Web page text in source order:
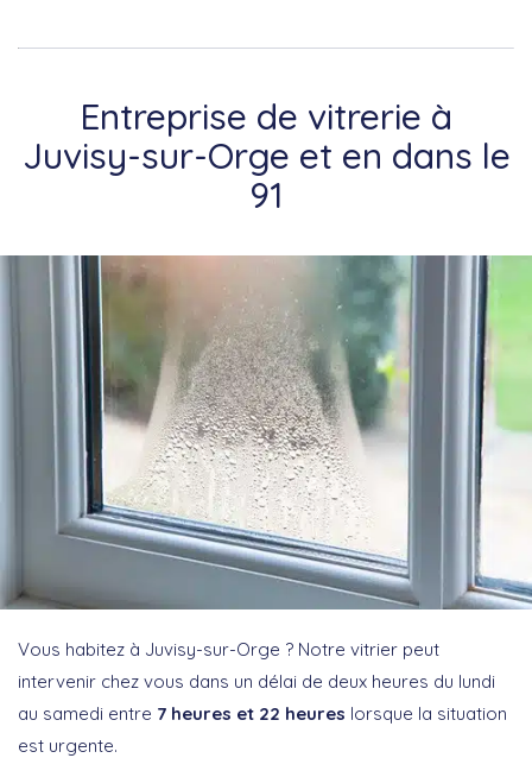
Entreprise de vitrerie à
Juvisy-sur-Orge et en dans le
91
Vous habitez à Juvisy-sur-Orge ? Notre vitrier peut
intervenir chez vous dans un délai de deux heures du lundi
au samedi entre 7 heures et 22 heures lorsque la situation
est urgente.